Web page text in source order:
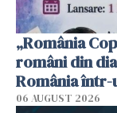
„România
români din
România
06 AUGUST 2026